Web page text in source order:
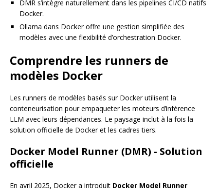
DMR s’intègre naturellement dans les pipelines CI/CD natifs
Docker.
Ollama dans Docker offre une gestion simplifiée des
modèles avec une flexibilité d’orchestration Docker.
Comprendre les runners de
modèles Docker
Les runners de modèles basés sur Docker utilisent la
conteneurisation pour empaqueter les moteurs d’inférence
LLM avec leurs dépendances. Le paysage inclut à la fois la
solution officielle de Docker et les cadres tiers.
Docker Model Runner (DMR) - Solution
officielle
En avril 2025, Docker a introduit Docker Model Runner